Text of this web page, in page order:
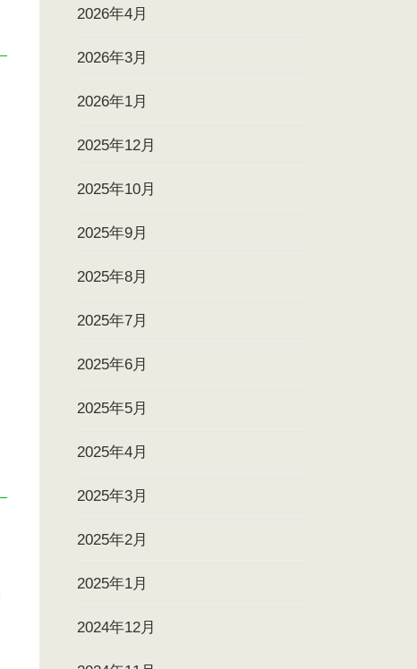
2026年4月
2026年3月
2026年1月
2025年12月
2025年10月
2025年9月
2025年8月
2025年7月
2025年6月
2025年5月
2025年4月
2025年3月
2025年2月
2025年1月
2024年12月